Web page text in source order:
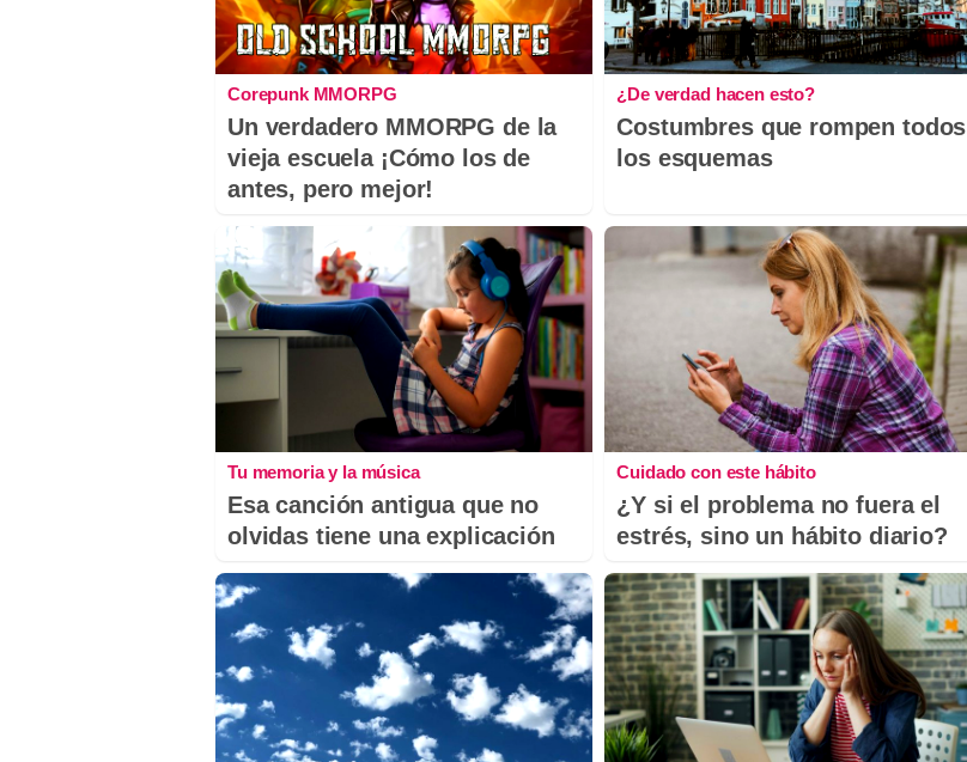
Corepunk MMORPG
Un verdadero MMORPG de la
vieja escuela ¡Cómo los de
antes, pero mejor!
¿De verdad hacen esto?
Costumbres que rompen todos
los esquemas
Tu memoria y la música
Esa canción antigua que no
olvidas tiene una explicación
Cuidado con este hábito
¿Y si el problema no fuera el
estrés, sino un hábito diario?